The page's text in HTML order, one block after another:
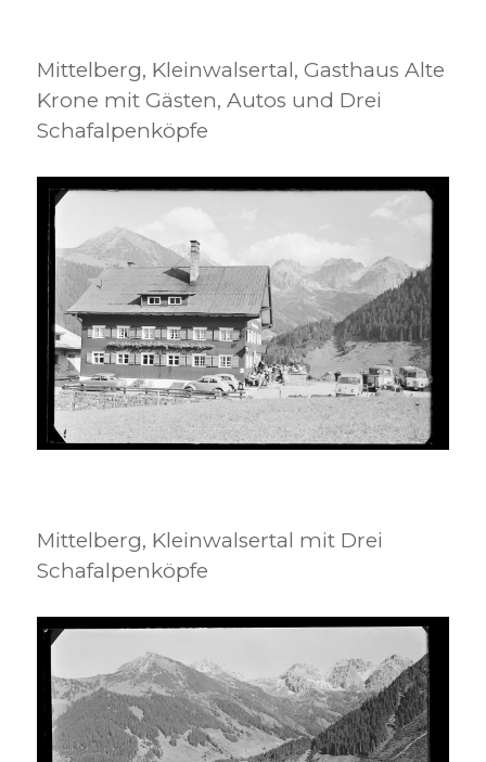
Mittelberg, Kleinwalsertal, Gasthaus Alte
Krone mit Gästen, Autos und Drei
Schafalpenköpfe
Mittelberg, Kleinwalsertal mit Drei
Schafalpenköpfe